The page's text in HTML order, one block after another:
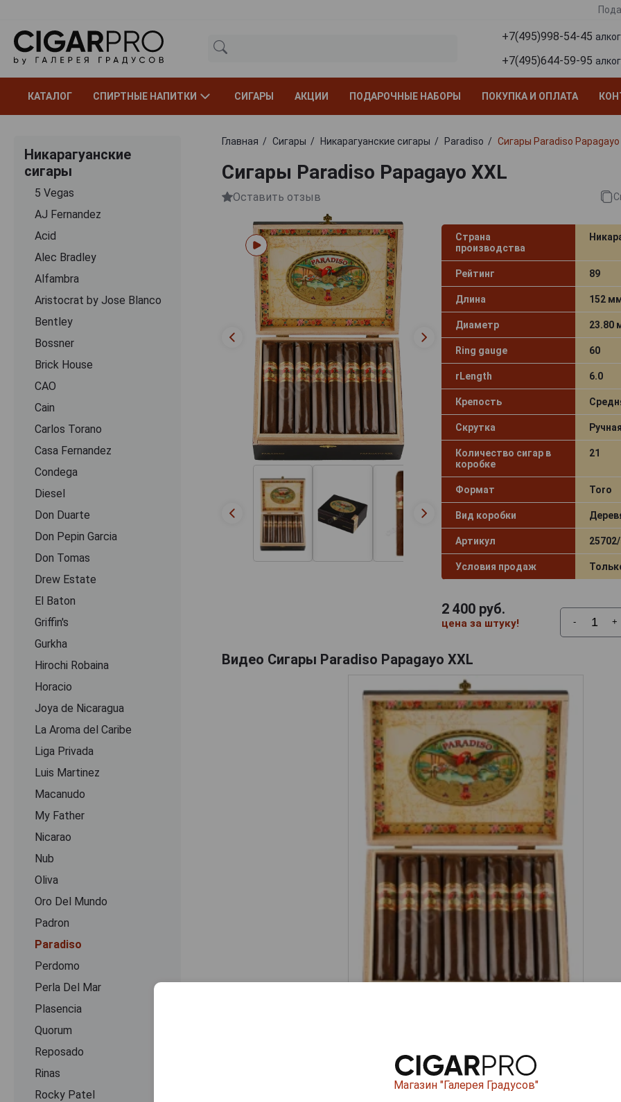
+7(495)998-54-45
+7(495)644-59-95
КАТАЛОГ СПИРТНЫЕ НАПИТКИ СИГАРЫ АКЦИИ ПОДАРОЧНЫЕ НАБОРЫ ПОКУПКА И ОПЛАТА
Никарагуанские
сигары
5 Vegas
AJ Fernandez
Acid
Alec Bradley
Alfambra
Aristocrat by Jose Blanco
Bentley
Bossner
Brick House
CAO
Cain
Carlos Torano
Casa Fernandez
Condega
Diesel
Don Duarte
Don Pepin Garcia
Don Tomas
Drew Estate
El Baton
Griffin's
Gurkha
Hirochi Robaina
Horacio
Joya de Nicaragua
La Aroma del Caribe
Liga Privada
Luis Martinez
Macanudo
My Father
Nicarao
Nub
Oliva
Oro Del Mundo
Padron
Paradiso
Perdomo
Perla Del Mar
Plasencia
Quorum
Reposado
Rinas
Rocky Patel
Главная Сигары Никарагуанские сигары Paradiso Сигары Paradiso Papagayo
Сигары Paradiso Papagayo XXL
Оставить отзыв
Страна
производства
Рейтинг 89
Длина 152
Диаметр 23.80
Ring gauge 60
rLength 6.0
Крепость
Скрутка Ручная
Количество сигар в
коробке
21
Формат Toro
Вид коробки
Артикул
Условия продаж
2 400руб.
цена за штуку! - +
Видео Сигары Paradiso Papagayo XXL
Магазин "Галерея Градусов"